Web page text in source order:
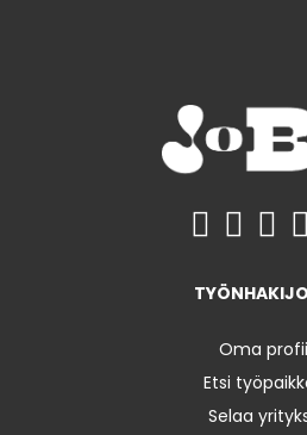
Oma
Etsi
Selaa